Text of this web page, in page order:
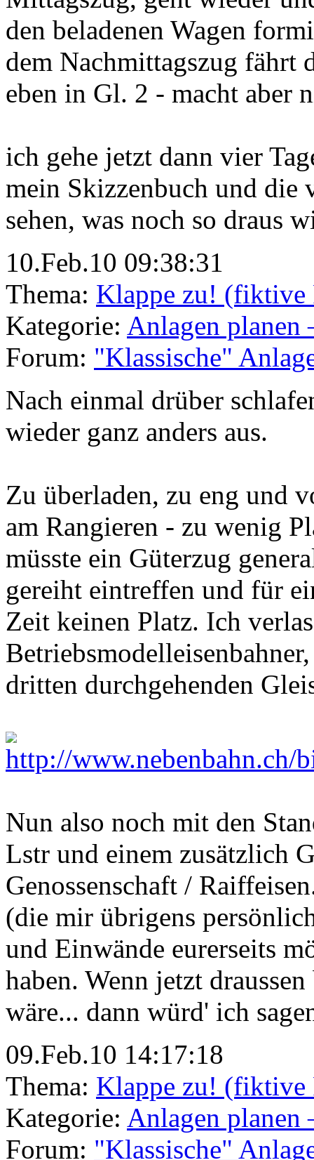
den beladenen Wagen
dem Nachmittagszug fährt
eben in Gl. 2 - macht aber
ich gehe jetzt dann vier
mein Skizzenbuch und die
sehen, was noch so draus
10.Feb.10 09:38:31
Thema: Klappe zu! (fiktive
Kategorie: Anlagen planen
Forum: "Klassische"
Nach einmal drüber
wieder ganz anders aus.
Zu überladen, zu eng und
am Rangieren - zu wenig
müsste ein Güterzug
gereiht eintreffen und für
Zeit keinen Platz. Ich
dritten durchgehenden
Nun also noch mit den
Lstr und einem zusätzlich
Genossenschaft /
(die mir übrigens
und Einwände eurerseits
haben. Wenn jetzt
wäre... dann würd' ich
09.Feb.10 14:17:18
Thema: Klappe zu! (fiktive
Kategorie: Anlagen planen
Forum: "Klassische"